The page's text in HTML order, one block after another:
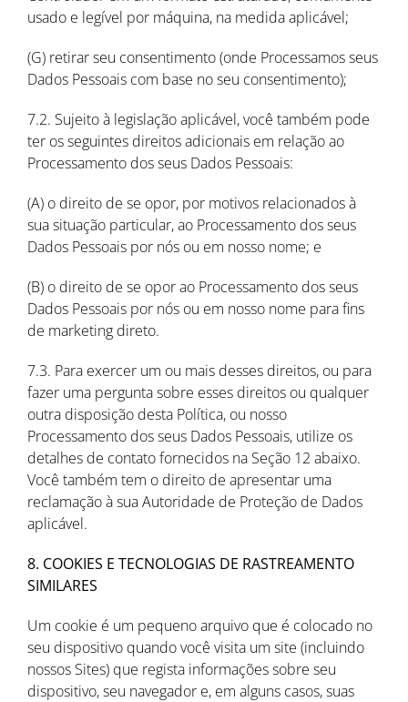
usado e legível por máquina, na medida aplicável;
(G) retirar seu consentimento (onde Processamos seus
Dados Pessoais com base no seu consentimento);
7.2. Sujeito à legislação aplicável, você também pode
ter os seguintes direitos adicionais em relação ao
Processamento dos seus Dados Pessoais:
(A) o direito de se opor, por motivos relacionados à
sua situação particular, ao Processamento dos seus
Dados Pessoais por nós ou em nosso nome; e
(B) o direito de se opor ao Processamento dos seus
Dados Pessoais por nós ou em nosso nome para fins
de marketing direto.
7.3. Para exercer um ou mais desses direitos, ou para
fazer uma pergunta sobre esses direitos ou qualquer
outra disposição desta Política, ou nosso
Processamento dos seus Dados Pessoais, utilize os
detalhes de contato fornecidos na Seção 12 abaixo.
Você também tem o direito de apresentar uma
reclamação à sua Autoridade de Proteção de Dados
aplicável.
8. COOKIES E TECNOLOGIAS DE RASTREAMENTO
SIMILARES
Um cookie é um pequeno arquivo que é colocado no
seu dispositivo quando você visita um site (incluindo
nossos Sites) que regista informações sobre seu
dispositivo, seu navegador e, em alguns casos, suas